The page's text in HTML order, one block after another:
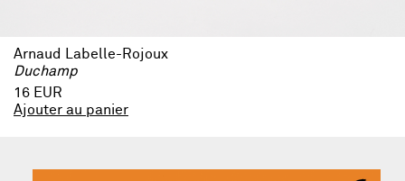
Arnaud Labelle-Rojoux
Duchamp
16 EUR
Ajouter au panier